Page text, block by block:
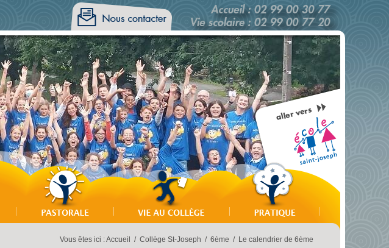
Vous êtes ici :Accueil / Collège St-Joseph / 6ème / Le calendrier de 6ème